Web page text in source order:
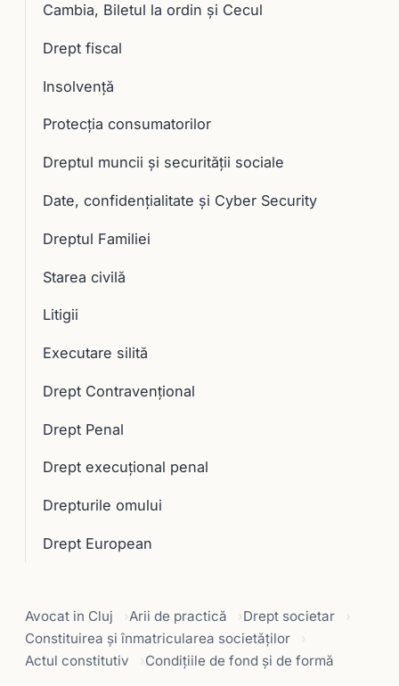
Cambia, Biletul la ordin și Cecul
Drept fiscal
Insolvență
Protecția consumatorilor
Dreptul muncii și securității sociale
Date, confidențialitate și Cyber Security
Dreptul Familiei
Starea civilă
Litigii
Executare silită
Drept Contravențional
Drept Penal
Drept execuţional penal
Drepturile omului
Drept European
Avocat in Cluj Arii de practică
Drept societar
Constituirea şi înmatricularea societăţilor
Actul constitutiv
Condiţiile de fond şi de formă